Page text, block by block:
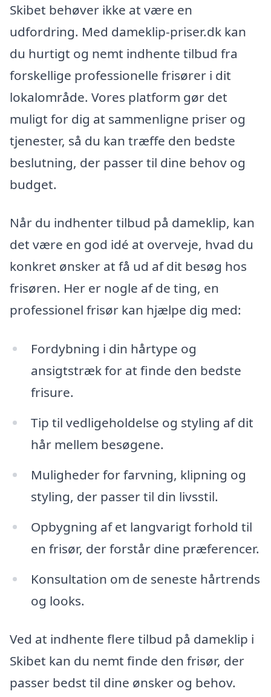
Skibet behøver ikke at være en
udfordring. Med dameklip-priser.dk kan
du hurtigt og nemt indhente tilbud fra
forskellige professionelle frisører i dit
lokalområde. Vores platform gør det
muligt for dig at sammenligne priser og
tjenester, så du kan træffe den bedste
beslutning, der passer til dine behov og
budget.
Når du indhenter tilbud på dameklip, kan
det være en god idé at overveje, hvad du
konkret ønsker at få ud af dit besøg hos
frisøren. Her er nogle af de ting, en
professionel frisør kan hjælpe dig med:
Fordybning i din hårtype og
ansigtstræk for at finde den bedste
frisure.
Tip til vedligeholdelse og styling af dit
hår mellem besøgene.
Muligheder for farvning, klipning og
styling, der passer til din livsstil.
Opbygning af et langvarigt forhold til
en frisør, der forstår dine præferencer.
Konsultation om de seneste hårtrends
og looks.
Ved at indhente flere tilbud på dameklip i
Skibet kan du nemt finde den frisør, der
passer bedst til dine ønsker og behov.